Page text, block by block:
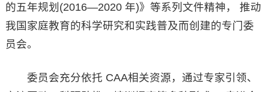
的五年规划(2016—2020 年)》等系列文件精神， 推动
我国家庭教育的科学研究和实践普及而创建的专门委
员会。
委员会充分依托 CAA相关资源，通过专家引领、